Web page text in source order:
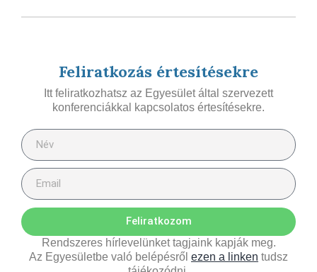
Feliratkozás értesítésekre
Itt feliratkozhatsz az Egyesület által szervezett
konferenciákkal kapcsolatos értesítésekre.
Feliratkozom
Rendszeres hírlevelünket tagjaink kapják meg.
Az Egyesületbe való belépésről ezen a linken tudsz